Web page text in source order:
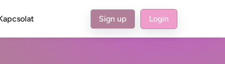
Sign up Login